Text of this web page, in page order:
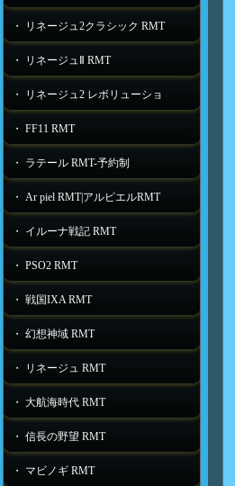
・ リネージュ2クラシック RMT
・ リネージュⅡ RMT
・ リネージュ2 レボリューショ
・ FF11 RMT
・ ラテール RMT-予約制
・ Ar piel RMT|アルピエルRMT
・ イルーナ戦記 RMT
・ PSO2 RMT
・ 戦国IXA RMT
・ 幻想神域 RMT
・ リネージュ RMT
・ 大航海時代 RMT
・ 信長の野望 RMT
・ マビノギ RMT